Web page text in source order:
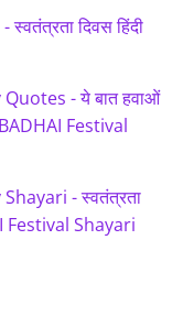
दिवस हिंदी
- ये बात हवाओं
BADHAI Festival
- स्वतंत्रता
Festival Shayari